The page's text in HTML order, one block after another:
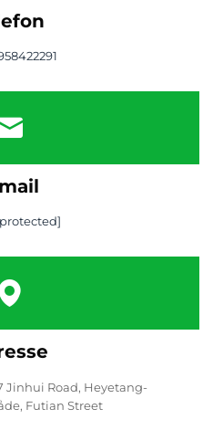
Jinhui Road, Heyetang-
Futian Street